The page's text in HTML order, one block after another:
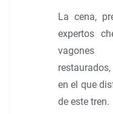
La cena,
expertos
vagones
en el que
de este tren.